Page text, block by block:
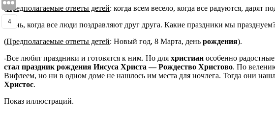
Предполагаемые ответы детей: когда всем весело, когда все радуются, дарят
-День, когда все люди поздравляют друг друга. Какие праздники мы
(Предполагаемые ответы детей: Новый год, 8 Марта, день рождения).
-Все любят праздники и готовятся к ним. Но для христиан особенно
стал праздник рождения Иисуса Христа — Рождество Христово. По
Вифлеем, но ни в одном доме не нашлось им места для ночлега. Тогда они
Христос.
Показ иллюстраций.
4